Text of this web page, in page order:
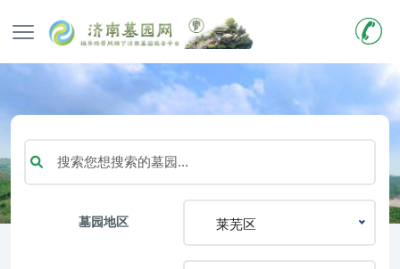
墓园地区 莱芜区